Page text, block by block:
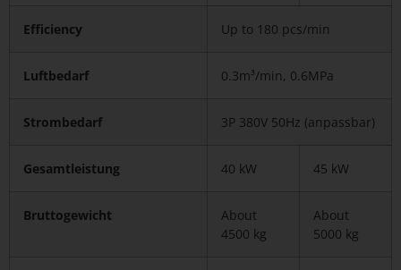
Efficiency Up to 180 pcs/min
Luftbedarf 0.3m³/min, 0.6MPa
Strombedarf 3P 380V 50Hz (anpassbar)
Gesamtleistung 40 kW 45 kW
Bruttogewicht
About
4500 kg
About
5000 kg